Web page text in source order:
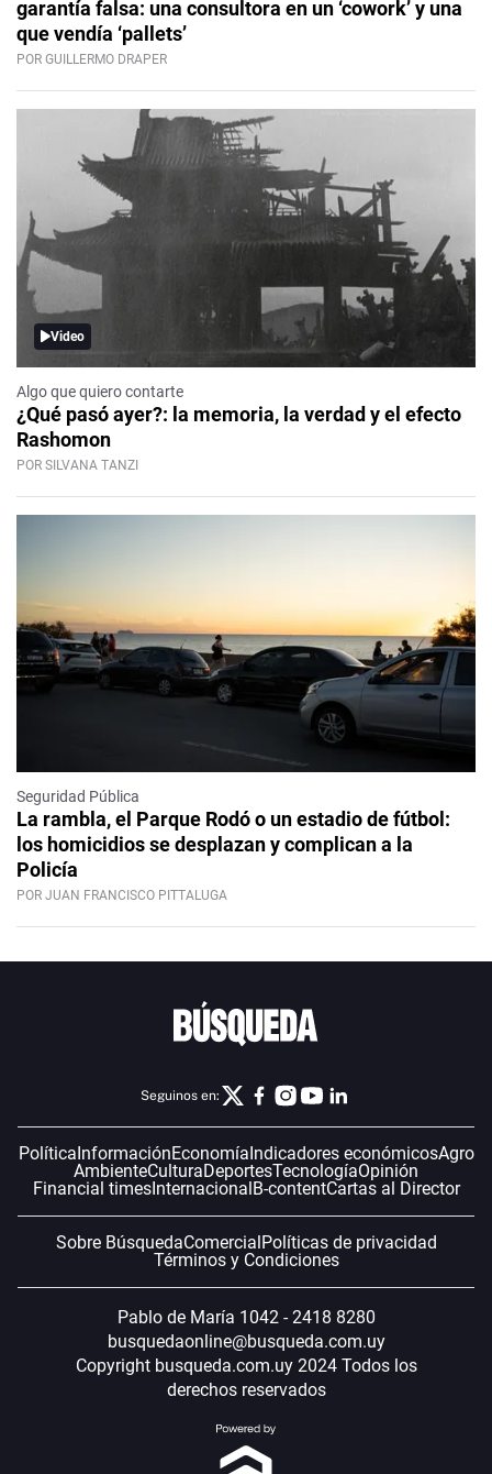
garantía falsa: una consultora en un ‘cowork’ y una
que vendía ‘pallets’
POR GUILLERMO DRAPER
Video
Algo que quiero contarte
¿Qué pasó ayer?: la memoria, la verdad y el efecto
Rashomon
POR SILVANA TANZI
Seguridad Pública
La rambla, el Parque Rodó o un estadio de fútbol:
los homicidios se desplazan y complican a la
Policía
POR JUAN FRANCISCO PITTALUGA
Seguinos en:
Política InformaciónEconomía Indicadores económicosAgro
AmbienteCulturaDeportesTecnologíaOpinión
Financial timesInternacional B-contentCartas al Director
Sobre BúsquedaComercial Políticas de privacidad
Términos y Condiciones
Pablo de María 1042 - 2418 8280
busquedaonline@busqueda.com.uy
Copyright busqueda.com.uy 2024 Todos los
derechos reservados